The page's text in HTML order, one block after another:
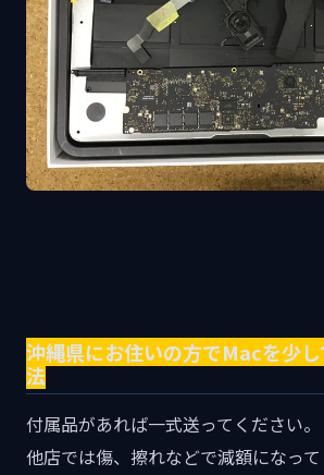
沖縄県にお住いの方でMacを少
法
付属品があれば一式送ってください。
他店では傷、擦れなどで減額になっ